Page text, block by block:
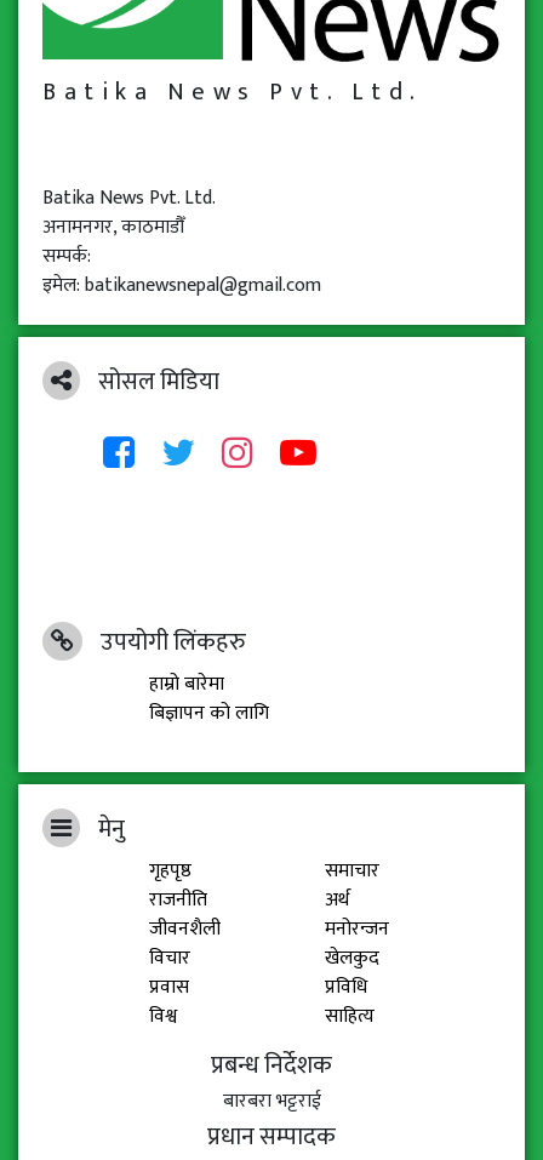
Batika News Pvt. Ltd.
Batika News Pvt. Ltd.
अनामनगर, काठमाडौँ
सम्पर्क:
इमेल: batikanewsnepal@gmail.com
सोसल मिडिया
उपयोगी लिंकहरु
हाम्रो बारेमा
बिज्ञापन को लागि
मेनु
गृहपृष्ठ
समाचार
राजनीति
अर्थ
जीवनशैली
मनोरन्जन
विचार
खेलकुद
प्रवास
प्रविधि
विश्व
साहित्य
प्रबन्ध निर्देशक
बारबरा भट्टराई
प्रधान सम्पादक